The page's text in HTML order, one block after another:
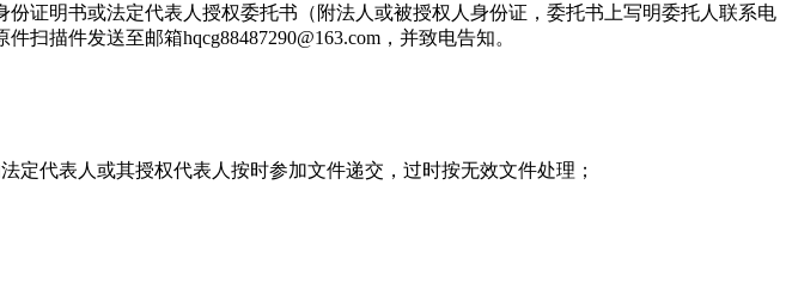
证明书或法定代表人授权委托书（附法人或被授权人身份证，委托书上写明委托人联系电
描件发送至邮箱hqcg88487290@163.com，并致电告知。
定代表人或其授权代表人按时参加文件递交，过时按无效文件处理；